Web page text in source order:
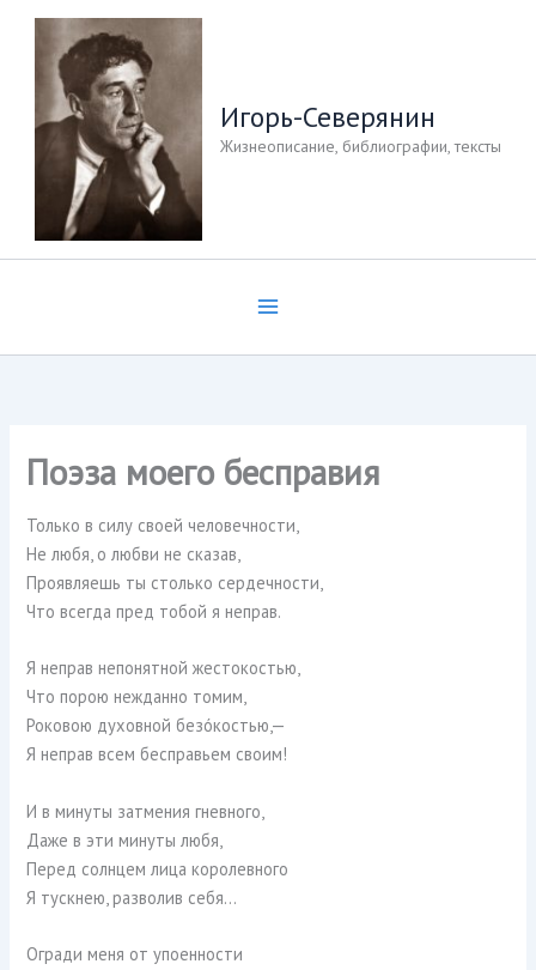
Перейти
содержимому
Игорь-Северянин
Жизнеописание, библиографии, тексты
Поэза моего бесправия
Только в силу своей человечности,
Не любя, о любви не сказав,
Проявляешь ты столько сердечности,
Что всегда пред тобой я неправ.
Я неправ непонятной жестокостью,
Что порою нежданно томим,
Роковою духовной безóкостью,—
Я неправ всем бесправьем своим!
И в минуты затмения гневного,
Даже в эти минуты любя,
Перед солнцем лица королевного
Я тускнею, разволив себя…
Огради меня от упоенности